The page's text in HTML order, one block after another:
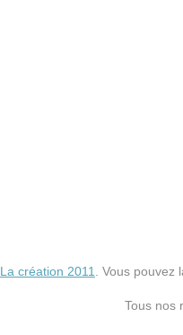
La création 2011 . Vous
Tous nos